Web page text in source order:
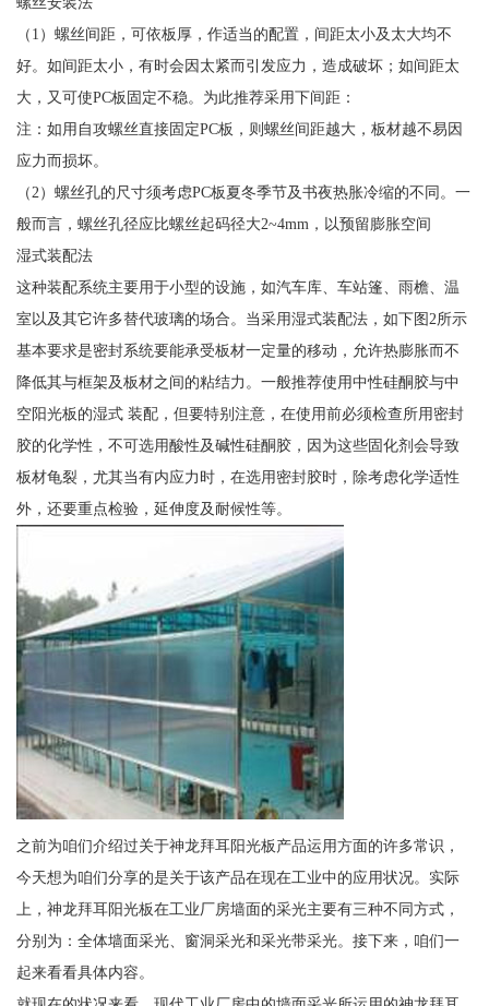
（1）螺丝间距，可依板厚，作适当的配置，间距太小及太大均不
好。如间距太小，有时会因太紧而引发应力，造成破坏；如间距太
大，又可使PC板固定不稳。为此推荐采用下间距：
注：如用自攻螺丝直接固定PC板，则螺丝间距越大，板材越不易因
应力而损坏。
（2）螺丝孔的尺寸须考虑PC板夏冬季节及书夜热胀冷缩的不同。一
般而言，螺丝孔径应比螺丝起码径大2~4mm，以预留膨胀空间
湿式装配法
这种装配系统主要用于小型的设施，如汽车库、车站篷、雨檐、温
室以及其它许多替代玻璃的场合。当采用湿式装配法，如下图2所示
基本要求是密封系统要能承受板材一定量的移动，允许热膨胀而不
降低其与框架及板材之间的粘结力。一般推荐使用中性硅酮胶与中
空阳光板的湿式 装配，但要特别注意，在使用前必须检查所用密封
胶的化学性，不可选用酸性及碱性硅酮胶，因为这些固化剂会导致
板材龟裂，尤其当有内应力时，在选用密封胶时，除考虑化学适性
外，还要重点检验，延伸度及耐候性等。
之前为咱们介绍过关于神龙拜耳阳光板产品运用方面的许多常识，
今天想为咱们分享的是关于该产品在现在工业中的应用状况。实际
上，神龙拜耳阳光板在工业厂房墙面的采光主要有三种不同方式，
分别为：全体墙面采光、窗洞采光和采光带采光。接下来，咱们一
起来看看具体内容。